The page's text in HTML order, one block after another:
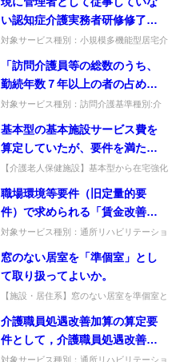
リハビリテーションは一定の条
ビスを提供できるものであると
されているが、この条件を満た
す場合には公共交通機関の利用
や買い物等のリハビリテーショ
ンサービスの提供も可能か。
て」質問「指定居宅サービス等及び指定介
護予防サービス等に関する基...
い認知症介護実務者研修修了者
が、管理者として従事すること
になる場合は新たに認知症対応
型サービス事業管理者研修を受
対象サービス種別：小規模多機能型居宅介
者研修」質問現に管理者として従事してい
ない認知症介護実務者研修修...
「訪問介護員等の総数のうち、
勤続年数７年以上の者の占める
割合が30％以上」という要件に
ついて、勤続年数はどのように
計算するのか。
対象サービス種別：訪問介護基準種別:介
問介護員等の総数のうち、勤続年数７年以
上の者の占める割合が30％...
基本型の基本施設サービス費を
算定していたが、要件を満たし
たため在宅強化型の基本施設サ
ービス費を算定することとなっ
た場合、入所日は、新たに在宅
強化型の介護老人保健施設の基
本施設サービス費の算定を開始
した日となるのか。
【介護老人保健施設】基本型から在宅強化
入所日は変更日となるか。入所日は変更前
の入所日のままとなる（加算...
職場環境等要件（旧定量的要
件）で求められる「賃金改善以
外の処遇改善への取組」とは、
具体的にどのようなものか。
また、処遇改善加算（Ⅰ）を取
得するに当たって、平成27年4月
以前から継続して実施している
処遇改善の内容を強化・充実し
た場合は、算定要件を満たした
ものと取り扱ってよいか。 更
対象サービス種別：通所リハビリテーショ
応型通所介護,短期入所生活介護,短期入所
療養介護,福祉用具貸...
窓のない居室を「準個室」とし
て取り扱ってよいか。
【施設・居住系】窓のない居室を準個室と
個室とは認められない。出典：平成17年
10月改定関係Q&A 問1...
介護職員処遇改善加算の算定要
件として，介護職員処遇改善計
画書や実績報告書を都道府県知
対象サービス種別：通所リハビリテーショ